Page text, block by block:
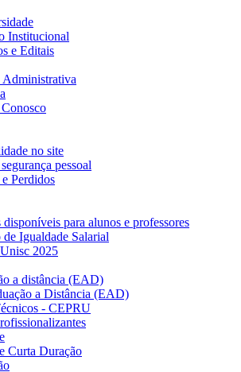
Institucional
e Editais
Administrativa
no site
pessoal
Perdidos
disponíveis para alunos e professores
Igualdade Salarial
2025
a distância (EAD)
a Distância (EAD)
- CEPRU
Curta Duração